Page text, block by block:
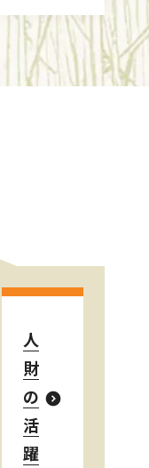
人
財
の
活
躍